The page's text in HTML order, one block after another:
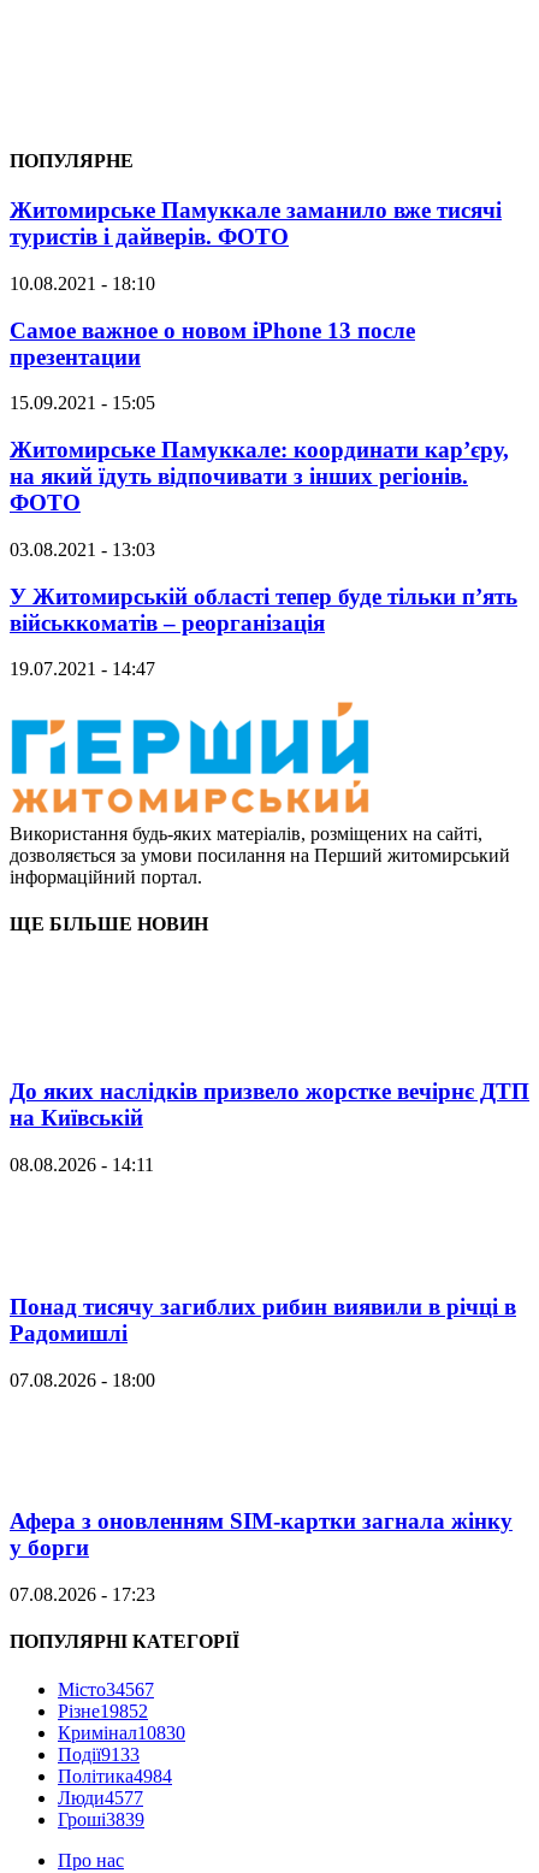
ПОПУЛЯРНЕ
Житомирське Памуккале заманило вже тисячі
туристів і дайверів. ФОТО
10.08.2021 - 18:10
Самое важное о новом iPhone 13 после
презентации
15.09.2021 - 15:05
Житомирське Памуккале: координати кар’єру,
на який їдуть відпочивати з інших регіонів.
ФОТО
03.08.2021 - 13:03
У Житомирській області тепер буде тільки п’ять
військкоматів – реорганізація
19.07.2021 - 14:47
Використання будь-яких матеріалів, розміщених на сайті,
дозволяється за умови посилання на Перший житомирський
інформаційний портал.
ЩЕ БІЛЬШЕ НОВИН
До яких наслідків призвело жорстке вечірнє ДТП
на Київській
08.08.2026 - 14:11
Понад тисячу загиблих рибин виявили в річці в
Радомишлі
07.08.2026 - 18:00
Афера з оновленням SIM-картки загнала жінку
у борги
07.08.2026 - 17:23
ПОПУЛЯРНІ КАТЕГОРІЇ
Місто34567
Різне19852
Кримінал10830
Події9133
Політика4984
Люди4577
Гроші3839
Про нас